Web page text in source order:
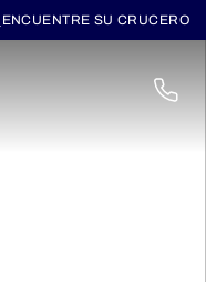
ENCUENTRE SU CRUCERO